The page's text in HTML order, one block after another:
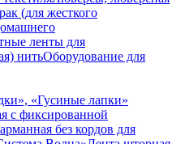
(для жесткого
ленты для
нитьОборудование для
«Гусиные лапки»
с фиксированной
без кордов для